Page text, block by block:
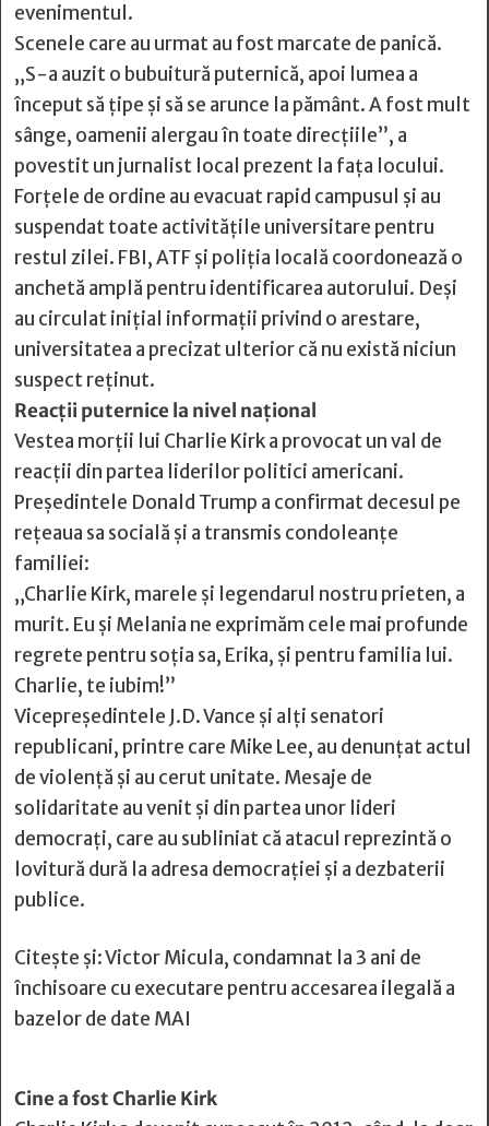
evenimentul.
Scenele care au urmat au fost marcate de panică.
„S-a auzit o bubuitură puternică, apoi lumea a
început să țipe și să se arunce la pământ. A fost mult
sânge, oamenii alergau în toate direcțiile”, a
povestit un jurnalist local prezent la fața locului.
Forțele de ordine au evacuat rapid campusul și au
suspendat toate activitățile universitare pentru
restul zilei. FBI, ATF și poliția locală coordonează o
anchetă amplă pentru identificarea autorului. Deși
au circulat inițial informații privind o arestare,
universitatea a precizat ulterior că nu există niciun
suspect reținut.
Reacții puternice la nivel național
Vestea morții lui Charlie Kirk a provocat un val de
reacții din partea liderilor politici americani.
Președintele Donald Trump a confirmat decesul pe
rețeaua sa socială și a transmis condoleanțe
familiei:
„Charlie Kirk, marele și legendarul nostru prieten, a
murit. Eu și Melania ne exprimăm cele mai profunde
regrete pentru soția sa, Erika, și pentru familia lui.
Charlie, te iubim!”
Vicepreședintele J.D. Vance și alți senatori
republicani, printre care Mike Lee, au denunțat actul
de violență și au cerut unitate. Mesaje de
solidaritate au venit și din partea unor lideri
democrați, care au subliniat că atacul reprezintă o
lovitură dură la adresa democrației și a dezbaterii
publice.
Citește și:Victor Micula, condamnat la 3 ani de
închisoare cu executare pentru accesarea ilegală a
bazelor de date MAI
Cine a fost Charlie Kirk